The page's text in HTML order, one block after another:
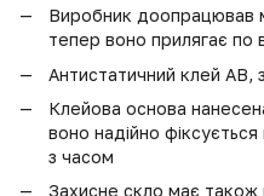
Виробник доопрацював
тепер воно прилягає по
Антистатичний клей AB,
Клейова основа
воно надійно
з часом
Захисне скло має також